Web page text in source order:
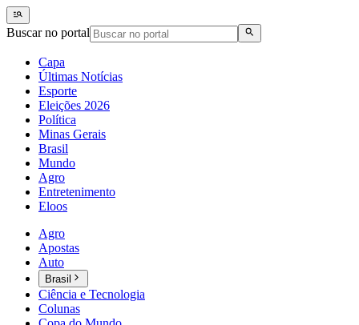
Buscar no portal
Capa
Últimas Notícias
Esporte
Eleições 2026
Política
Minas Gerais
Brasil
Mundo
Agro
Entretenimento
Eloos
Agro
Apostas
Auto
Brasil
Ciência e Tecnologia
Colunas